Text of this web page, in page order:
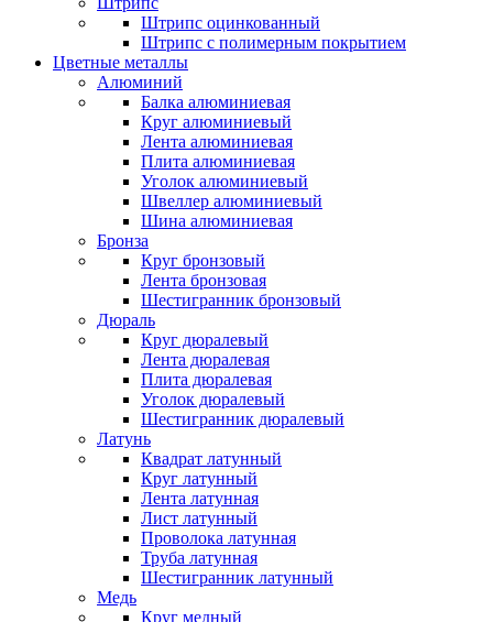
Штрипс оцинкованный
Штрипс с полимерным покрытием
Цветные металлы
Алюминий
Балка алюминиевая
Круг алюминиевый
Лента алюминиевая
Плита алюминиевая
Уголок алюминиевый
Швеллер алюминиевый
Шина алюминиевая
Бронза
Круг бронзовый
Лента бронзовая
Шестигранник бронзовый
Дюраль
Круг дюралевый
Лента дюралевая
Плита дюралевая
Уголок дюралевый
Шестигранник дюралевый
Латунь
Квадрат латунный
Круг латунный
Лента латунная
Лист латунный
Проволока латунная
Труба латунная
Шестигранник латунный
Медь
Круг медный